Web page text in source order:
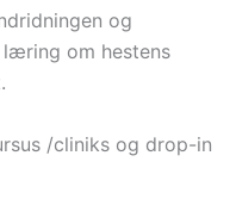
og
læring om hestens
/cliniks og drop-in